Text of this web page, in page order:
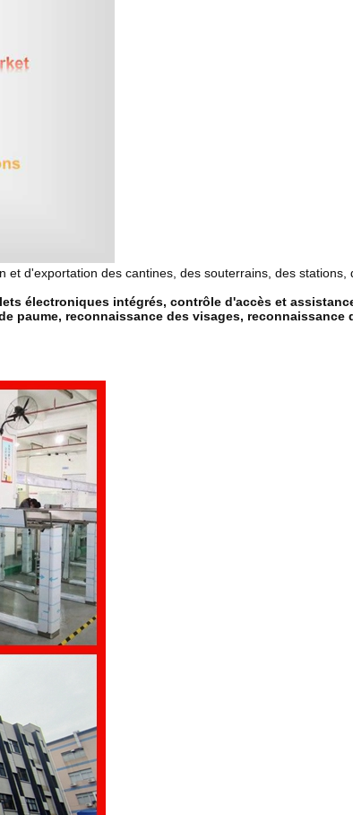
d'exportation des cantines, des souterrains, des
électroniques intégrés, contrôle d'accès et
paume, reconnaissance des visages, reconnaissance